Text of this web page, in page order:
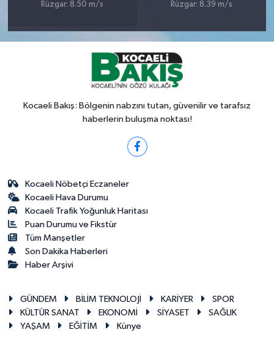
Rüzgar: 8.50 m/s
Rüzgar: 8.39 m/s
Kocaeli Bakış: Bölgenin nabzını tutan, güvenilir ve tarafsız
haberlerin buluşma noktası!
Kocaeli Nöbetçi Eczaneler
Kocaeli Hava Durumu
Kocaeli Trafik Yoğunluk Haritası
Puan Durumu ve Fikstür
Tüm Manşetler
Son Dakika Haberleri
Haber Arşivi
GÜNDEM BİLİM TEKNOLOJİ KARİYER
SPOR
KÜLTÜR SANAT
EKONOMİ SİYASET
SAĞLIK
YAŞAM
EĞİTİM Künye